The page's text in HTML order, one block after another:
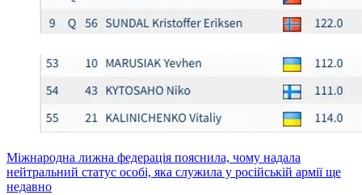
Міжнародна лижна федерація пояснила, чому надала
нейтральний статус особі, яка служила у російській армії ще
недавно